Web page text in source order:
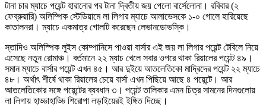
টানা চার ম্যাচে পয়েন্ট হারানোর পর টানা দ্বিতীয় জয় পেলো বার্সেলোনা। রবিবার (২
ফেব্রুয়ারি) অলিম্পিক স্টেডিয়ামে লা লিগার ম্যাচে আলাভেসকে ১-০ গোলে হারিয়েছে
কাতালনরা। ম্যাচে একমাত্র গোলটি করেছেন লেভানডোভস্কি।
স্তাদিও অলিস্পিক লুইস কোম্পানিসে পাওয়া বার্সার এই জয় লা লিগার পয়েন্ট টেবিলে নিয়ে
এসেছে নতুন রোমাঞ্চ। বর্তমানে ২২ ম্যাচ খেলে সবার ওপরে থাকা রিয়ালের পয়েন্ট ৪৯।
সমান ম্যাচে বার্সার পয়েন্ট এখন ৪৫। আর দুইয়ে আতলেতিকো মাদ্রিদের পয়েন্ট ২২ ম্যাচে
৪৮। অর্থাৎ শীর্ষে থাকা রিয়ালের চেয়ে বার্সা এখন পিছিয়ে আছে ৪ পয়েন্টে। আর
আতলেতিকোর সঙ্গে পয়েন্টের ব্যবধান ৩। পয়েন্ট তালিকার এমন চিত্র সামনের দিনগুলোয়
লা লিগায় হাড্ডাহাড্ডি শিরোপা লড়াইয়েরই ইঙ্গিত দিচ্ছে।